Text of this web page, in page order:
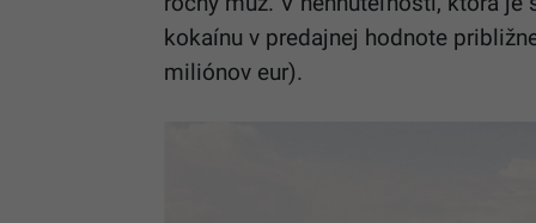
kokaínu v predajnej hodnote
miliónov eur).